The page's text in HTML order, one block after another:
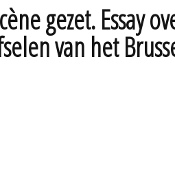
gezet. Essay
van het